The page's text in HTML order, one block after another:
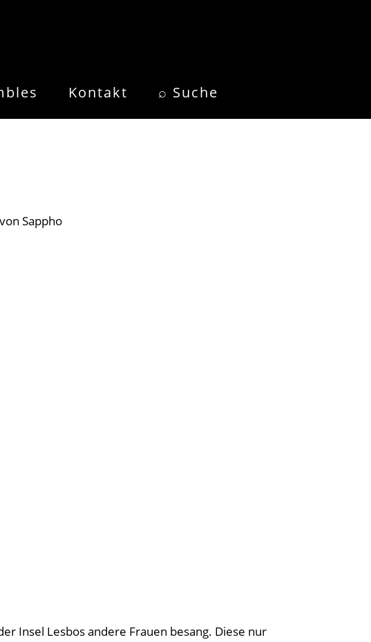
Kontakt ⌕ Suche
Sappho
Insel Lesbos andere Frauen besang. Diese nur